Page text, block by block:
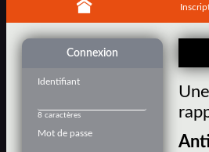
Connexion
Identifiant
8 caractères
Mot de passe